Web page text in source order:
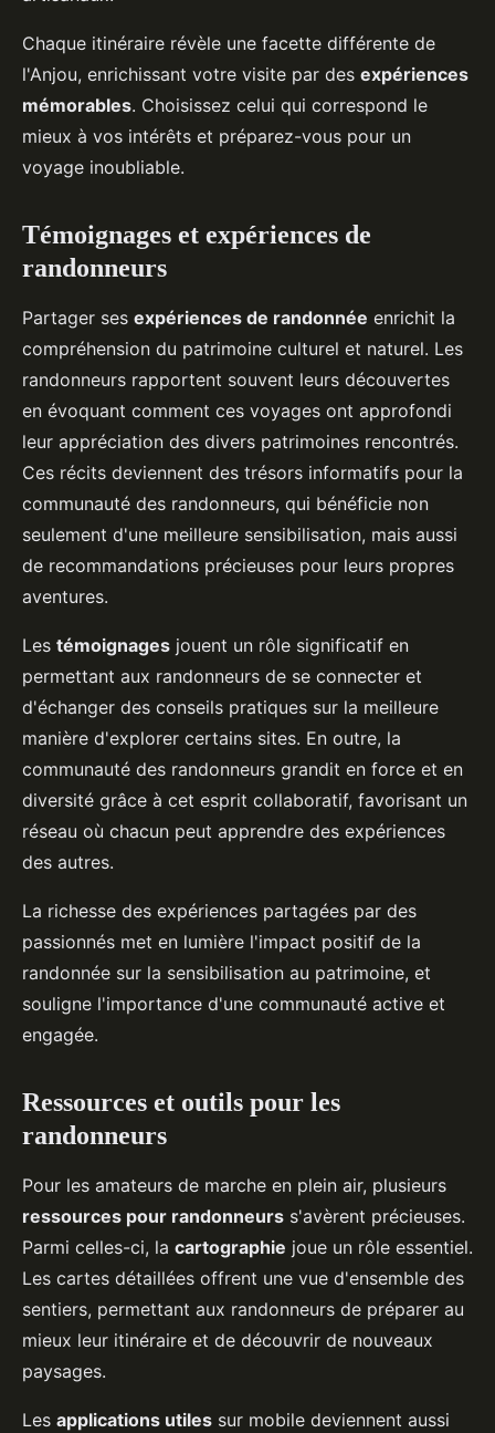
Chaque itinéraire révèle une facette différente de
l'Anjou, enrichissant votre visite par des expériences
mémorables. Choisissez celui qui correspond le
mieux à vos intérêts et préparez-vous pour un
voyage inoubliable.
Témoignages et expériences de
randonneurs
Partager ses expériences de randonnée enrichit la
compréhension du patrimoine culturel et naturel. Les
randonneurs rapportent souvent leurs découvertes
en évoquant comment ces voyages ont approfondi
leur appréciation des divers patrimoines rencontrés.
Ces récits deviennent des trésors informatifs pour la
communauté des randonneurs, qui bénéficie non
seulement d'une meilleure sensibilisation, mais aussi
de recommandations précieuses pour leurs propres
aventures.
Les témoignages jouent un rôle significatif en
permettant aux randonneurs de se connecter et
d'échanger des conseils pratiques sur la meilleure
manière d'explorer certains sites. En outre, la
communauté des randonneurs grandit en force et en
diversité grâce à cet esprit collaboratif, favorisant un
réseau où chacun peut apprendre des expériences
des autres.
La richesse des expériences partagées par des
passionnés met en lumière l'impact positif de la
randonnée sur la sensibilisation au patrimoine, et
souligne l'importance d'une communauté active et
engagée.
Ressources et outils pour les
randonneurs
Pour les amateurs de marche en plein air, plusieurs
ressources pour randonneurs s'avèrent précieuses.
Parmi celles-ci, la cartographie joue un rôle essentiel.
Les cartes détaillées offrent une vue d'ensemble des
sentiers, permettant aux randonneurs de préparer au
mieux leur itinéraire et de découvrir de nouveaux
paysages.
Les applications utiles sur mobile deviennent aussi